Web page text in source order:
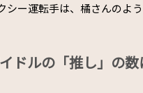
シー運転手は、橘さんのよ
ドルの「推し」の